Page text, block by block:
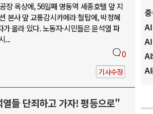
장 옥상에, 56일째 명동역 세종호텔 앞 지
본사 앞 교통감시카메라 철탑에, 박정혜
올라 있다. 노동자·시민들은 윤석열 파
...
0
기사수정
들 단죄하고 가자! 평등으로"
중국 AI, 저가 공세로 글로벌 토큰 시..
AI 국부펀드 구상 놓고 미국 진보진영 ..
AI 데이터센터 반대 투쟁은 새로운 글로..
AI의 숨은 환경 비용: 데이터센터 확산..
AI는 어떻게 미국 민주주의를 잠식하고 ..